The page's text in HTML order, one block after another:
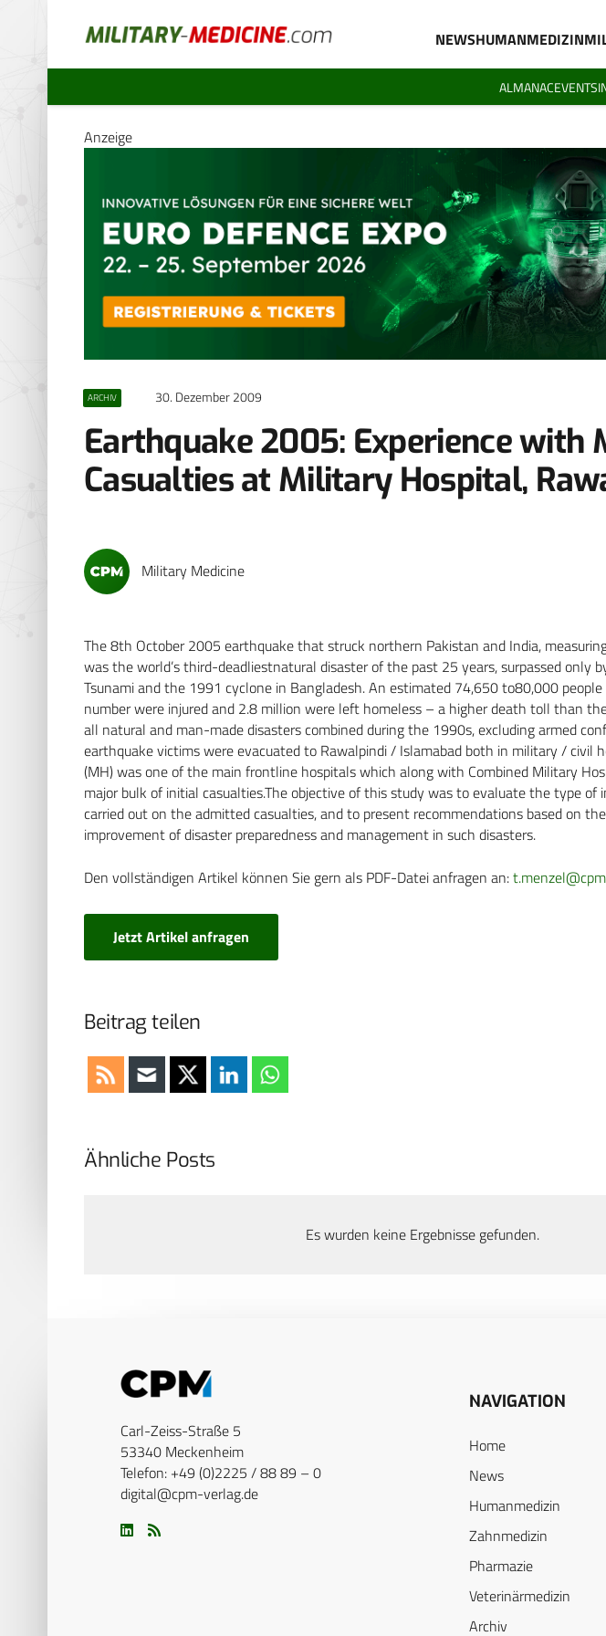
NEWSHUMANMEDIZIN
ALMANACEVENTS
Anzeige
ARCHIV 30. Dezember 2009
Earthquake 2005: Experience with
Casualties at Military Hospital,
Military Medicine
The 8th October 2005 earthquake that struck northern Pakistan and India,
was the world’s third-deadliestnatural disaster of the past 25 years, surpassed only
Tsunami and the 1991 cyclone in Bangladesh. An estimated 74,650 to80,000
number were injured and 2.8 million were left homeless – a higher death toll than
all natural and man-made disasters combined during the 1990s, excluding armed
earthquake victims were evacuated to Rawalpindi / Islamabad both in military / civil
(MH) was one of the main frontline hospitals which along with Combined Military
major bulk of initial casualties.The objective of this study was to evaluate the type of
carried out on the admitted casualties, and to present recommendations based on
improvement of disaster preparedness and management in such disasters.
Den vollständigen Artikel können Sie gern als PDF-Datei anfragen an:
Jetzt Artikel anfragen
Beitrag teilen
Ähnliche Posts
Es wurden keine Ergebnisse gefunden.
Carl-Zeiss-Straße 5
53340 Meckenheim
Telefon: +49 (0)2225 / 88 89 – 0
digital@cpm-verlag.de
NAVIGATION
Home
News
Humanmedizin
Zahnmedizin
Pharmazie
Veterinärmedizin
Archiv